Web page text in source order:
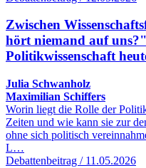
Zwischen
hört niemand auf
Politikwissenschaft
Julia Schwanholz
Maximilian Schiffers
Worin liegt die Rolle der
Zeiten und wie kann sie zur
ohne sich politisch
L…
Debattenbeitrag / 11.05.2026